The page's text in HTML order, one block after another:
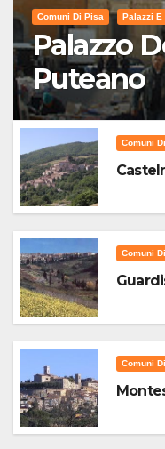
Comuni Di Pisa Palazzi E
Palazzo
Puteano
Comuni
Comuni
Comuni